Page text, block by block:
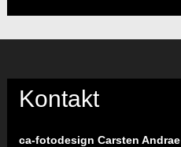
Kontakt
ca-fotodesign Carsten Andrae